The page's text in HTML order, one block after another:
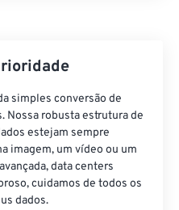
simples conversão de
Nossa robusta estrutura de
estejam sempre
imagem, um vídeo ou um
data centers
cuidamos de todos os
dados.